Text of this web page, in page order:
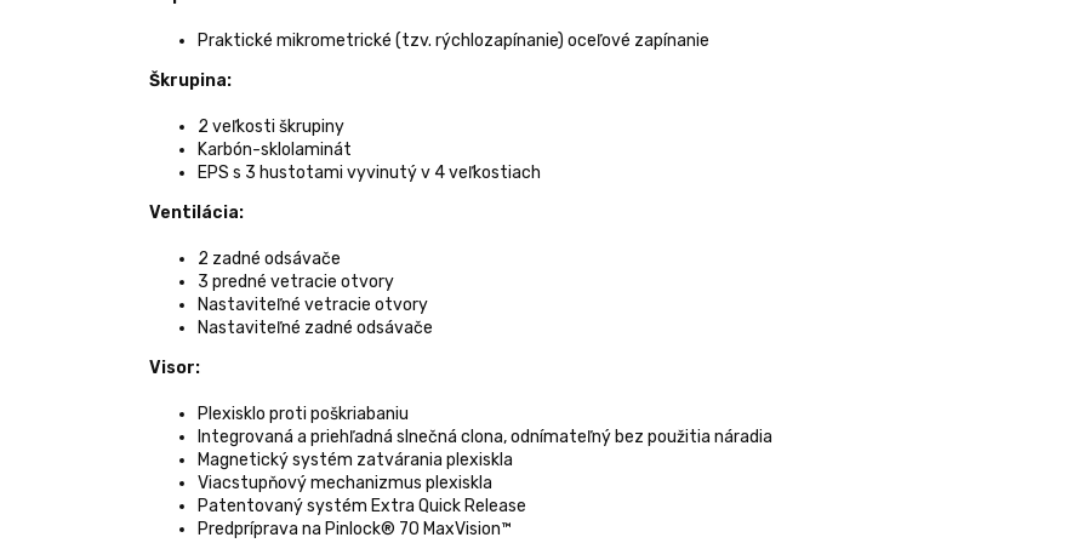
Praktické mikrometrické (tzv. rýchlozapínanie) oceľové zapínanie
Škrupina:
2 veľkosti škrupiny
Karbón-sklolaminát
EPS s 3 hustotami vyvinutý v 4 veľkostiach
Ventilácia:
2 zadné odsávače
3 predné vetracie otvory
Nastaviteľné vetracie otvory
Nastaviteľné zadné odsávače
Visor:
Plexisklo proti poškriabaniu
Integrovaná a priehľadná slnečná clona, odnímateľný bez použitia náradia
Magnetický systém zatvárania plexiskla
Viacstupňový mechanizmus plexiskla
Patentovaný systém Extra Quick Release
Predpríprava na Pinlock® 70 MaxVision™